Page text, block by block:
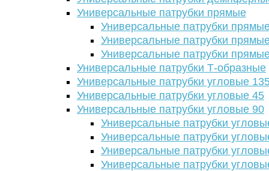
Универсальные патрубки прямые
Универсальные патрубки
Универсальные патрубки
Универсальные патрубки
Универсальные патрубки Т-образные
Универсальные патрубки угловые
Универсальные патрубки угловые 45
Универсальные патрубки угловые 90
Универсальные патрубки
Универсальные патрубки
Универсальные патрубки
Универсальные патрубки